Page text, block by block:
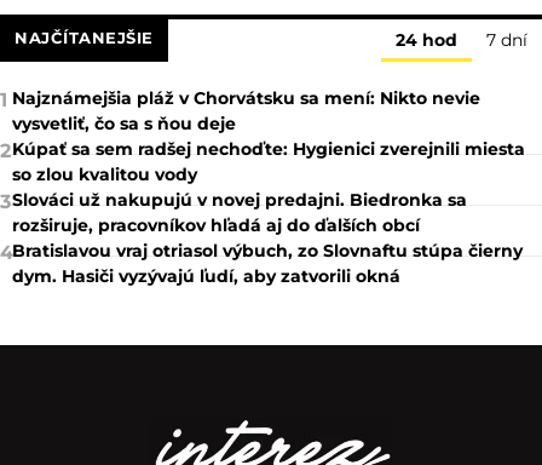
NAJČÍTANEJŠIE 24 hod 7 dní
1 Najznámejšia pláž v Chorvátsku sa mení: Nikto nevie
vysvetliť, čo sa s ňou deje
2Kúpať sa sem radšej nechoďte: Hygienici zverejnili miesta
so zlou kvalitou vody
3Slováci už nakupujú v novej predajni. Biedronka sa
rozširuje, pracovníkov hľadá aj do ďalších obcí
4Bratislavou vraj otriasol výbuch, zo Slovnaftu stúpa čierny
dym. Hasiči vyzývajú ľudí, aby zatvorili okná